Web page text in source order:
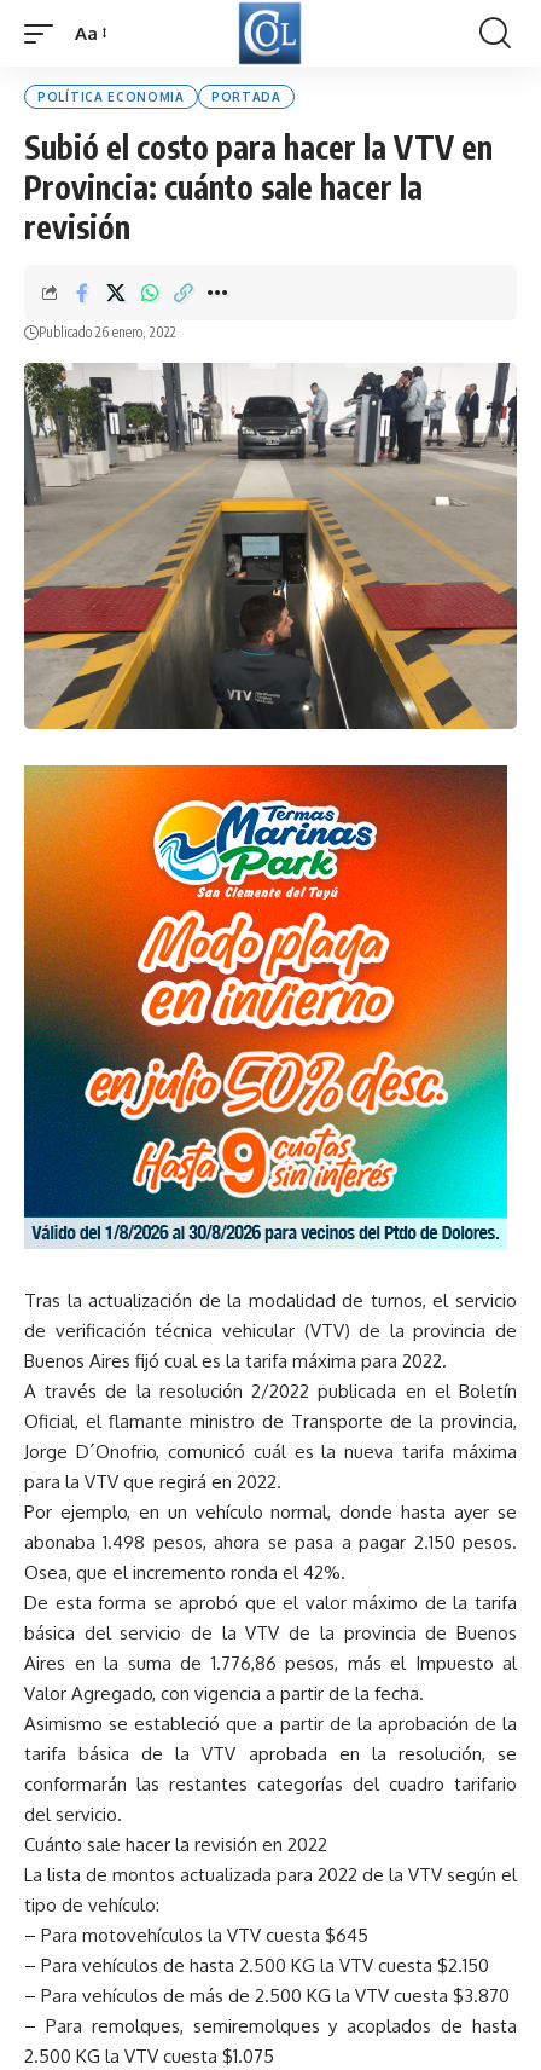
Font
Aa
POLÍTICA ECONOMIA PORTADA
Subió el costo para hacer la VTV en
Provincia: cuánto sale hacer la
revisión
Publicado 26 enero, 2022
Tras la actualización de la modalidad de turnos, el servicio
de verificación técnica vehicular (VTV) de la provincia de
Buenos Aires fijó cual es la tarifa máxima para 2022.
A través de la resolución 2/2022 publicada en el Boletín
Oficial, el flamante ministro de Transporte de la provincia,
Jorge D´Onofrio, comunicó cuál es la nueva tarifa máxima
para la VTV que regirá en 2022.
Por ejemplo, en un vehículo normal, donde hasta ayer se
abonaba 1.498 pesos, ahora se pasa a pagar 2.150 pesos.
Osea, que el incremento ronda el 42%.
De esta forma se aprobó que el valor máximo de la tarifa
básica del servicio de la VTV de la provincia de Buenos
Aires en la suma de 1.776,86 pesos, más el Impuesto al
Valor Agregado, con vigencia a partir de la fecha.
Asimismo se estableció que a partir de la aprobación de la
tarifa básica de la VTV aprobada en la resolución, se
conformarán las restantes categorías del cuadro tarifario
del servicio.
Cuánto sale hacer la revisión en 2022
La lista de montos actualizada para 2022 de la VTV según el
tipo de vehículo:
– Para motovehículos la VTV cuesta $645
– Para vehículos de hasta 2.500 KG la VTV cuesta $2.150
– Para vehículos de más de 2.500 KG la VTV cuesta $3.870
– Para remolques, semiremolques y acoplados de hasta
2.500 KG la VTV cuesta $1.075